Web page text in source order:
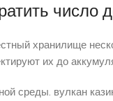
число
хранилище
их до
среды. вулкан